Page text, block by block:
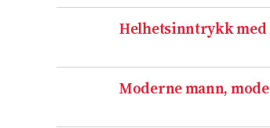
Helhetsinntrykk med
Moderne mann,